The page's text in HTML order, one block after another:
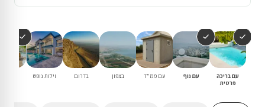
עם בריכה
פרטית
עם נוף עם ממ"ד בצפון בדרום וילות נופש